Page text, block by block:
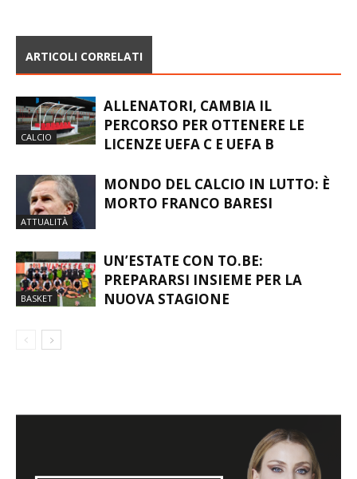
ARTICOLI CORRELATI
CALCIO
ALLENATORI, CAMBIA IL
PERCORSO PER OTTENERE LE
LICENZE UEFA C E UEFA B
ATTUALITÀ
MONDO DEL CALCIO IN LUTTO: È
MORTO FRANCO BARESI
BASKET
UN’ESTATE CON TO.BE:
PREPARARSI INSIEME PER LA
NUOVA STAGIONE